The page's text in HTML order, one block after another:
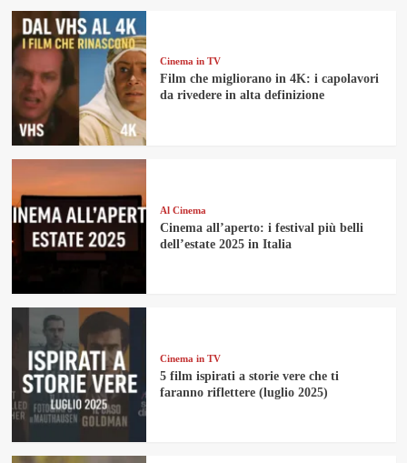
Cinema in TV
Film che migliorano in 4K: i capolavori
da rivedere in alta definizione
Al Cinema
Cinema all’aperto: i festival più belli
dell’estate 2025 in Italia
Cinema in TV
5 film ispirati a storie vere che ti
faranno riflettere (luglio 2025)